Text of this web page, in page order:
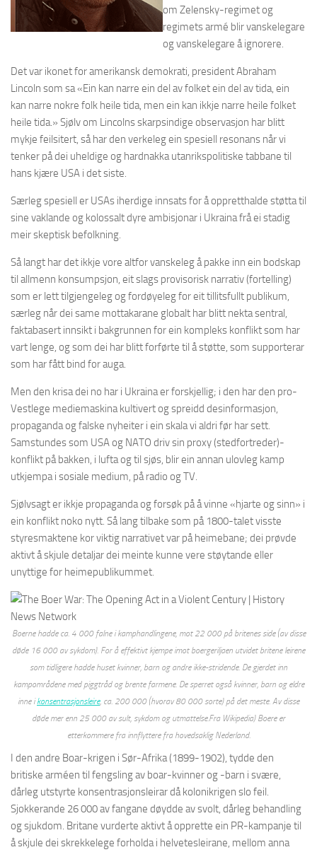
om Zelensky-regimet og
regimets armé blir vanskelegare
og vanskelegare å ignorere.
Det var ikonet for amerikansk demokrati, president Abraham
Lincoln som sa «Ein kan narre ein del av folket ein del av tida, ein
kan narre nokre folk heile tida, men ein kan ikkje narre heile folket
heile tida.» Sjølv om Lincolns skarpsindige observasjon har blitt
mykje feilsitert, så har den verkeleg ein spesiell resonans når vi
tenker på dei uheldige og hardnakka utanrikspolitiske tabbane til
hans kjære USA i det siste.
Særleg spesiell er USAs iherdige innsats for å oppretthalde støtta til
sine vaklande og kolossalt dyre ambisjonar i Ukraina frå ei stadig
meir skeptisk befolkning.
Så langt har det ikkje vore altfor vanskeleg å pakke inn ein bodskap
til allmenn konsumpsjon, eit slags provisorisk narrativ (fortelling)
som er lett tilgjengeleg og fordøyeleg for eit tillitsfullt publikum,
særleg når dei same mottakarane globalt har blitt nekta sentral,
faktabasert innsikt i bakgrunnen for ein kompleks konflikt som har
vart lenge, og som dei har blitt forførte til å støtte, som supporterar
som har fått bind for auga.
Men den krisa dei no har i Ukraina er forskjellig; i den har den pro-
Vestlege mediemaskina kultivert og spreidd desinformasjon,
propaganda og falske nyheiter i ein skala vi aldri før har sett.
Samstundes som USA og NATO driv sin proxy (stedfortreder)-
konflikt på bakken, i lufta og til sjøs, blir ein annan ulovleg kamp
utkjempa i sosiale medium, på radio og TV.
Sjølvsagt er ikkje propaganda og forsøk på å vinne «hjarte og sinn» i
ein konflikt noko nytt. Så lang tilbake som på 1800-talet visste
styresmaktene kor viktig narrativet var på heimebane; dei prøvde
aktivt å skjule detaljar dei meinte kunne vere støytande eller
unyttige for heimepublikummet.
Boerne hadde ca. 4 000 falne i kamphandlingene, mot 22 000 på britenes side (av disse
døde 16 000 av sykdom). For å effektivt kjempe imot boergeriljaen utvidet britene leirene
som tidligere hadde huset kvinner, barn og andre ikke-stridende. De gjerdet inn
kampområdene med piggtråd og brente farmene. De sperret også kvinner, barn og eldre
inne ikonsentrasjonsleire, ca. 200 000 (hvorav 80 000 sorte) på det meste. Av disse
døde mer enn 25 000 av sult, sykdom og utmattelse.Fra Wikipedia) Boere er
etterkommere fra innflyttere fra hovedsaklig Nederland.
I den andre Boar-krigen i Sør-Afrika (1899-1902), tydde den
britiske arméen til fengsling av boar-kvinner og -barn i svære,
dårleg utstyrte konsentrasjonsleirar då kolonikrigen slo feil.
Sjokkerande 26 000 av fangane døydde av svolt, dårleg behandling
og sjukdom. Britane vurderte aktivt å opprette ein PR-kampanje til
å skjule dei skrekkelege forholda i helvetesleirane, mellom anna